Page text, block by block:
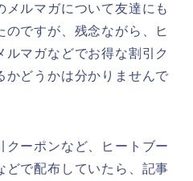
メルマガについて友達にも
のですが、残念ながら、ヒ
マガなどでお得な割引ク
かどうかは分かりませんで
クーポンなど、ヒートブー
どで配布していたら、記事